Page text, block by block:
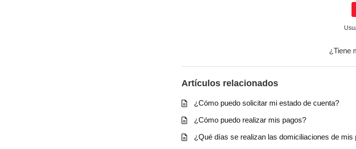
¿Tiene
Artículos relacionados
¿Cómo puedo solicitar mi estado de cuenta?
¿Cómo puedo realizar mis pagos?
¿Qué días se realizan las domiciliaciones de mis